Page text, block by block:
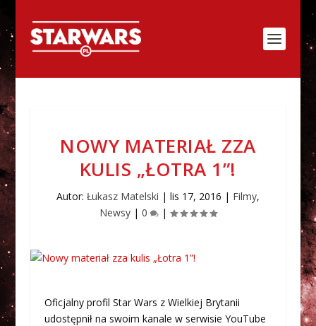
NOWY MATERIAŁ ZZA
KULIS „ŁOTRA 1”!
Autor: Łukasz Matelski | lis 17, 2016 | Filmy,
Newsy| 0 |
Oficjalny profil Star Wars z Wielkiej Brytanii
udostępnił na swoim kanale w serwisie YouTube